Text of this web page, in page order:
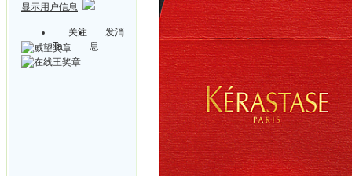
显示用户信息
关注
Ta
发消
息